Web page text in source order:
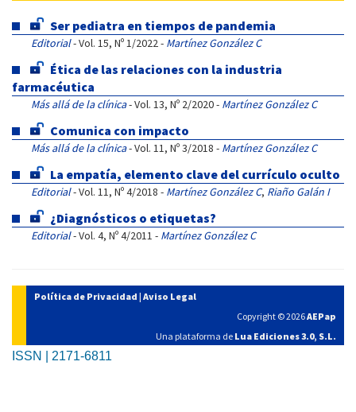
Ser pediatra en tiempos de pandemia
Editorial- Vol. 15, Nº 1/2022 - Martínez González C
Ética de las relaciones con la industria
farmacéutica
Más allá de la clínica- Vol. 13, Nº 2/2020 - Martínez González C
Comunica con impacto
Más allá de la clínica- Vol. 11, Nº 3/2018 - Martínez González C
La empatía, elemento clave del currículo oculto
Editorial- Vol. 11, Nº 4/2018 - Martínez González C, Riaño Galán I
¿Diagnósticos o etiquetas?
Editorial- Vol. 4, Nº 4/2011 - Martínez González C
Política de Privacidad | Aviso Legal
Copyright © 2026AEPap
Una plataforma de Lua Ediciones 3.0, S.L.
ISSN | 2171-6811